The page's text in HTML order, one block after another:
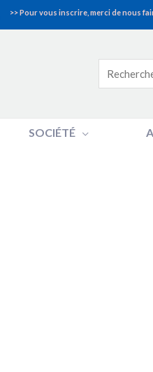
>> Pour vous inscrire, merci de nous
SOCIÉTÉ